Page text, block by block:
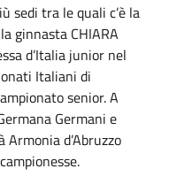
sedi tra le quali c’è la
ginnasta CHIARA
d’Italia junior nel
Italiani di
senior. A
Germani e
d’Abruzzo